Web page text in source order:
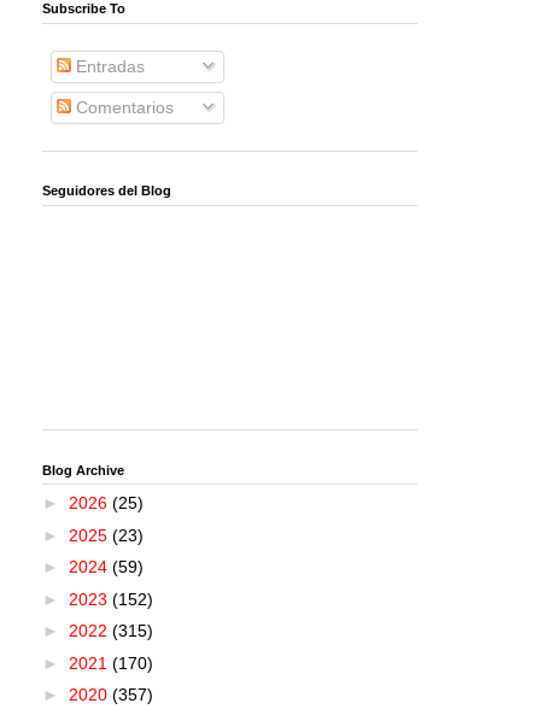
Subscribe To
Entradas
Comentarios
Seguidores del Blog
Blog Archive
► 2026 (25)
► 2025 (23)
► 2024 (59)
► 2023 (152)
► 2022 (315)
► 2021 (170)
► 2020 (357)